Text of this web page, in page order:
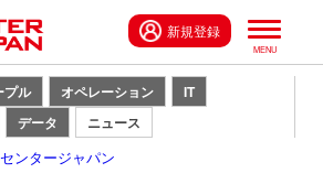
新規登録
プル オペレーション
IT
データ ニュース
ンタージャパン